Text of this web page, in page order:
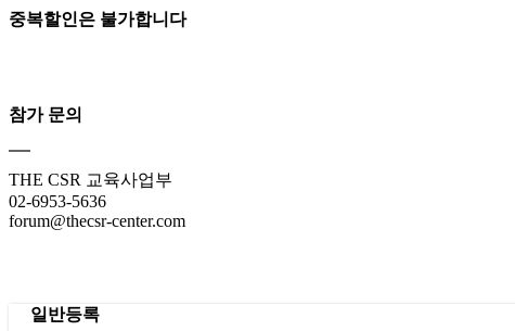
중복할인은 불가합니다
참가 문의
THE CSR 교육사업부
02-6953-5636
forum@thecsr-center.com
일반등록